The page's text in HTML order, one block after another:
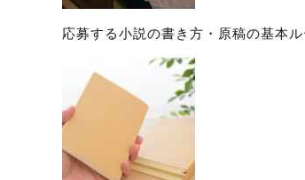
応募する小説の書き方・原稿の基本